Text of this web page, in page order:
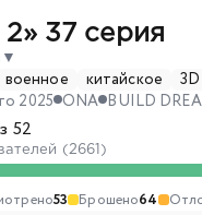
2»37 серия
▼
военное китайское
3D
2025 ONA BUILD
52
(2661)
53 Брошено64